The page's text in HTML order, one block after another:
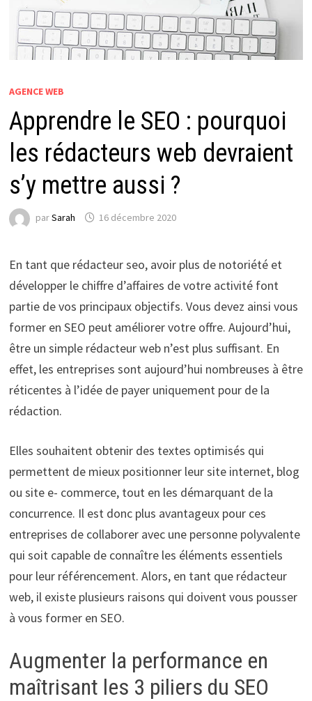
AGENCE WEB
Apprendre le SEO : pourquoi
les rédacteurs web devraient
s’y mettre aussi ?
parSarah 16 décembre 2020
En tant que rédacteur seo, avoir plus de notoriété et
développer le chiffre d’affaires de votre activité font
partie de vos principaux objectifs. Vous devez ainsi vous
former en SEO peut améliorer votre offre. Aujourd’hui,
être un simple rédacteur web n’est plus suffisant. En
effet, les entreprises sont aujourd’hui nombreuses à être
réticentes à l’idée de payer uniquement pour de la
rédaction.
Elles souhaitent obtenir des textes optimisés qui
permettent de mieux positionner leur site internet, blog
ou site e- commerce, tout en les démarquant de la
concurrence. Il est donc plus avantageux pour ces
entreprises de collaborer avec une personne polyvalente
qui soit capable de connaître les éléments essentiels
pour leur référencement. Alors, en tant que rédacteur
web, il existe plusieurs raisons qui doivent vous pousser
à vous former en SEO.
Augmenter la performance en
maîtrisant les 3 piliers du SEO